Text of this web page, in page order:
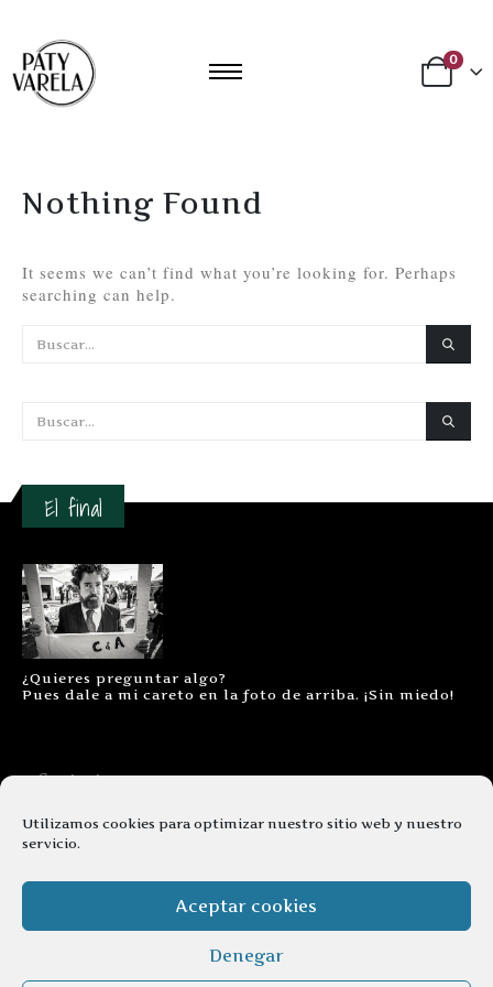
Utilizamos cookies para optimizar nuestro sitio web y nuestro
servicio.
Aceptar cookies
Denegar
0
Nothing Found
It seems we can’t find what you’re looking for. Perhaps
searching can help.
El final
¿Quieres preguntar algo?
Pues dale a mi careto en la foto de arriba. ¡Sin miedo!
Contacto
Aviso legal